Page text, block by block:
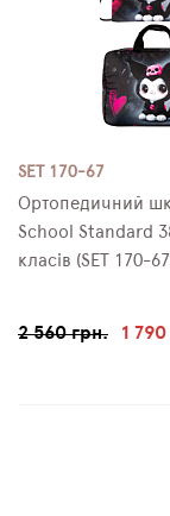
SET 170-67
Ортопедичний
School Standard
класів (SET 170-
2 560 грн. 1